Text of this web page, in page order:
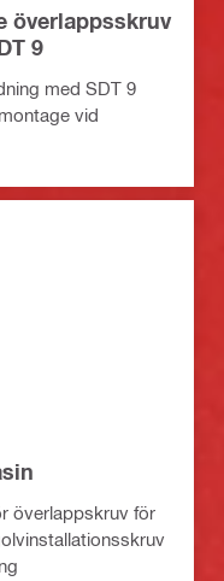
överlappsskruv
9
med SDT 9
vid
överlappskruv för